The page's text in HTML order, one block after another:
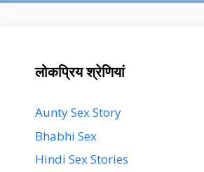
लोकप्रिय श्रेणियां
Aunty Sex Story
Bhabhi Sex
Hindi Sex Stories